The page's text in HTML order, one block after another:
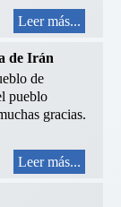
Leer más...
de Irán
de
pueblo
gracias.
Leer más...